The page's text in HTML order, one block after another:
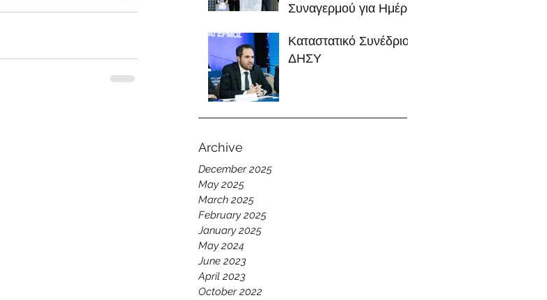
Συναγερμού για Ημέρα
09/05/2025
Καταστατικό Συνέδριο
ΔΗΣΥ
Archive
December 2025
May 2025
March 2025
February 2025
January 2025
May 2024
June 2023
April 2023
October 2022